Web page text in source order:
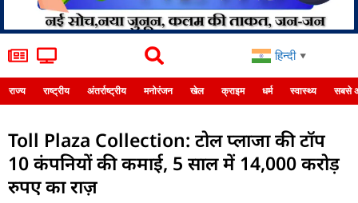
हिन्दी ▼
राज्य राष्ट्रीय अंतर्राष्ट्रीय मनोरंजन खेल क्राइम धर्म स्वास्थ्य सबसे
Toll Plaza Collection: टोल प्लाजा की टॉप
10 कंपनियों की कमाई, 5 साल में 14,000 करोड़
रुपए का राज़